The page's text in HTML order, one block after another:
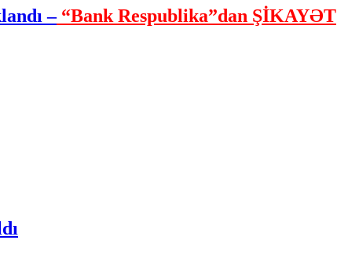
–“Bank Respublika”dan ŞİKAYƏT